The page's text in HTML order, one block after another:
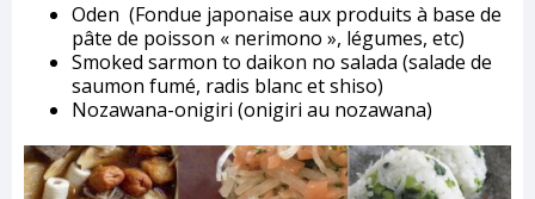
Oden (Fondue japonaise aux produits à base de
pâte de poisson « nerimono », légumes, etc)
Smoked sarmon to daikon no salada (salade de
saumon fumé, radis blanc et shiso)
Nozawana-onigiri (onigiri au nozawana)